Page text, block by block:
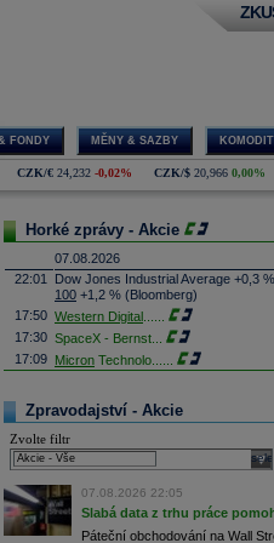
FONDY MĚNY & SAZBY
CZK/€ 24,232 -0,02% CZK/$ 20,966 0,00%
Horké zprávy - Akcie
07.08.2026
22:01
Dow Jones Industrial Average +0,3
100 +1,2 % (Bloomberg)
17:50 Western Digital
17:30 SpaceX - Bernst
17:09 Micron Technolo
16:26
Objem obchodů s akciemi na
obchodů za poslední rok je 0,665
16:23 Zvýšení výroby balistických střel
nějakou dobu potrvá. Agentuře
Armin Papperger. Společná výroba
doplnit arzenál Spojeným státům,
(ČTK)
16:07 Conocophillips
Zpravodajství - Akcie
Zvolte filtr
07.08.2026 22:05
Slabá data z trhu práce
Páteční obchodování na Wall